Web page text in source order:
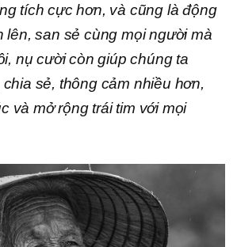
tích cực hơn, và cũng là động
lên, san sẻ cùng mọi người mà
nụ cười còn giúp chúng ta
sẻ, thông cảm nhiều hơn,
và mở rộng trái tim với mọi